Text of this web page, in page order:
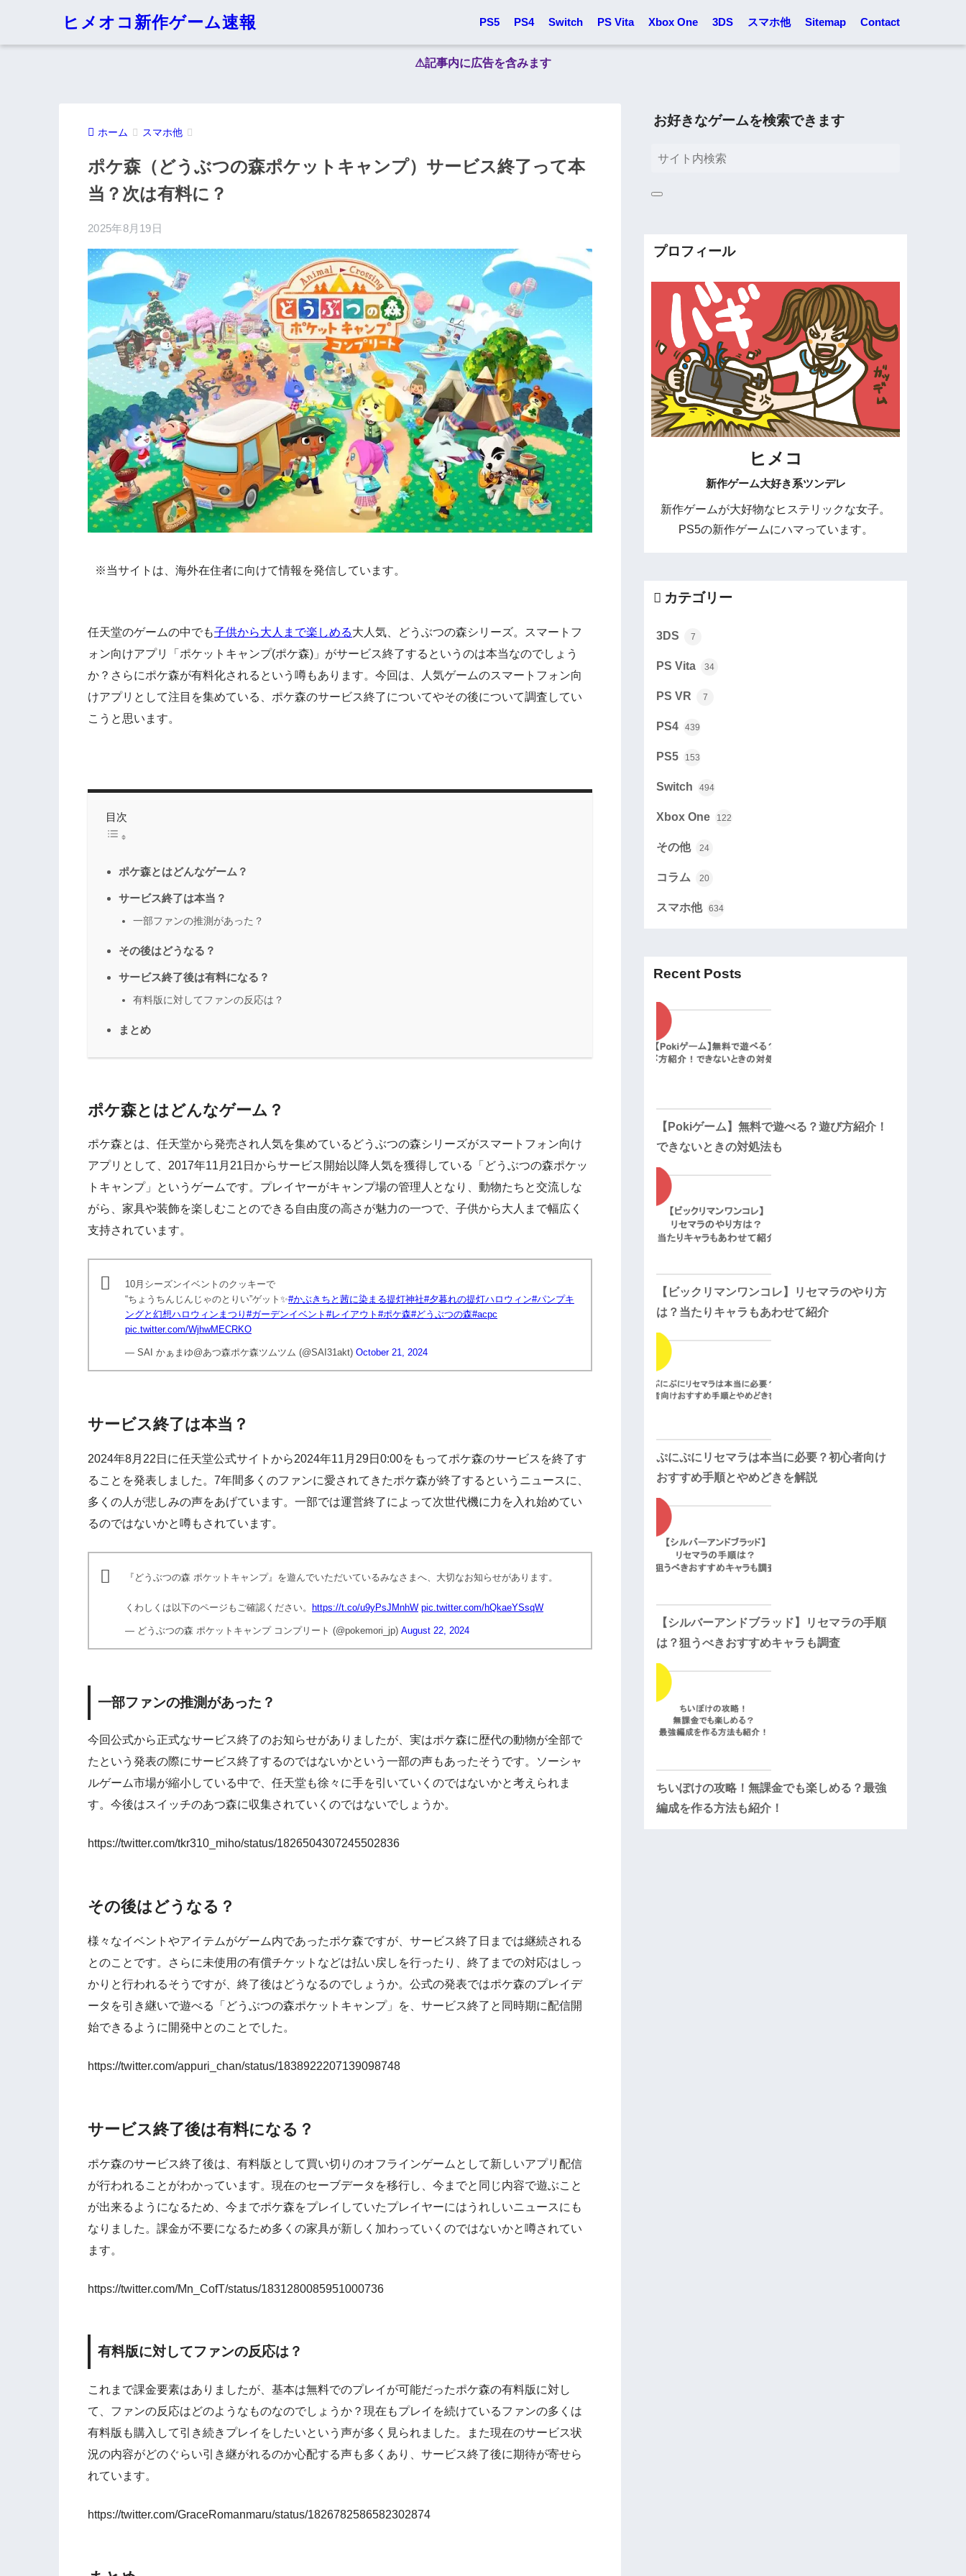
ヒメオコ新作ゲーム速報 PS5 PS4 Switch PS Vita Xbox One 3DS スマホ他 Sitemap Contact
⚠︎記事内に広告を含みます
ホーム スマホ他
ポケ森（どうぶつの森ポケットキャンプ）サービス終了って本
当？次は有料に？
2025年8月19日
※当サイトは、海外在住者に向けて情報を発信しています。
任天堂のゲームの中でも子供から大人まで楽しめる大人気、どうぶつの森シリーズ。スマートフ
ォン向けアプリ「ポケットキャンプ(ポケ森)」がサービス終了するというのは本当なのでしょう
か？さらにポケ森が有料化されるという噂もあります。今回は、人気ゲームのスマートフォン向
けアプリとして注目を集めている、ポケ森のサービス終了についてやその後について調査してい
こうと思います。
目次
ポケ森とはどんなゲーム？
サービス終了は本当？
一部ファンの推測があった？
その後はどうなる？
サービス終了後は有料になる？
有料版に対してファンの反応は？
まとめ
ポケ森とはどんなゲーム？
ポケ森とは、任天堂から発売され人気を集めているどうぶつの森シリーズがスマートフォン向け
アプリとして、2017年11月21日からサービス開始以降人気を獲得している「どうぶつの森ポケッ
トキャンプ」というゲームです。プレイヤーがキャンプ場の管理人となり、動物たちと交流しな
がら、家具や装飾を楽しむことのできる自由度の高さが魅力の一つで、子供から大人まで幅広く
支持されています。
10月シーズンイベントのクッキーで
“ちょうちんじんじゃのとりい”ゲット✨#かぶきちと茜に染まる提灯神社#夕暮れの提灯ハロウィン#パンプキ
ングと幻想ハロウィンまつり #ガーデンイベント #レイアウト #ポケ森#どうぶつの森#acpc
pic.twitter.com/WjhwMECRKO
— SAI かぁまゆ@あつ森ポケ森ツムツム (@SAI31akt) October 21, 2024
サービス終了は本当？
2024年8月22日に任天堂公式サイトから2024年11月29日0:00をもってポケ森のサービスを終了す
ることを発表しました。7年間多くのファンに愛されてきたポケ森が終了するというニュースに、
多くの人が悲しみの声をあげています。一部では運営終了によって次世代機に力を入れ始めてい
るのではないかと噂もされています。
『どうぶつの森 ポケットキャンプ』を遊んでいただいているみなさまへ、大切なお知らせがあります。
くわしくは以下のページもご確認ください。 https://t.co/u9yPsJMnhW pic.twitter.com/hQkaeYSsqW
— どうぶつの森 ポケットキャンプ コンプリート (@pokemori_jp) August 22, 2024
一部ファンの推測があった？
今回公式から正式なサービス終了のお知らせがありましたが、実はポケ森に歴代の動物が全部で
たという発表の際にサービス終了するのではないかという一部の声もあったそうです。ソーシャ
ルゲーム市場が縮小している中で、任天堂も徐々に手を引いていくのではないかと考えられま
す。今後はスイッチのあつ森に収集されていくのではないでしょうか。
https://twitter.com/tkr310_miho/status/1826504307245502836
その後はどうなる？
様々なイベントやアイテムがゲーム内であったポケ森ですが、サービス終了日までは継続される
とのことです。さらに未使用の有償チケットなどは払い戻しを行ったり、終了までの対応はしっ
かりと行われるそうですが、終了後はどうなるのでしょうか。公式の発表ではポケ森のプレイデ
ータを引き継いで遊べる「どうぶつの森ポケットキャンプ」を、サービス終了と同時期に配信開
始できるように開発中とのことでした。
https://twitter.com/appuri_chan/status/1838922207139098748
サービス終了後は有料になる？
ポケ森のサービス終了後は、有料版として買い切りのオフラインゲームとして新しいアプリ配信
が行われることがわかっています。現在のセーブデータを移行し、今までと同じ内容で遊ぶこと
が出来るようになるため、今までポケ森をプレイしていたプレイヤーにはうれしいニュースにも
なりました。課金が不要になるため多くの家具が新しく加わっていくのではないかと噂されてい
ます。
https://twitter.com/Mn_CofT/status/1831280085951000736
有料版に対してファンの反応は？
これまで課金要素はありましたが、基本は無料でのプレイが可能だったポケ森の有料版に対し
て、ファンの反応はどのようなものなのでしょうか？現在もプレイを続けているファンの多くは
有料版も購入して引き続きプレイをしたいという声が多く見られました。また現在のサービス状
況の内容がどのぐらい引き継がれるのか心配する声も多くあり、サービス終了後に期待が寄せら
れています。
https://twitter.com/GraceRomanmaru/status/1826782586582302874
お好きなゲームを検索できます
プロフィール
ヒメコ
新作ゲーム大好き系ツンデレ
新作ゲームが大好物なヒステリックな女子。
PS5の新作ゲームにハマっています。
カテゴリー
3DS 7
PS Vita 34
PS VR 7
PS4 439
PS5 153
Switch 494
Xbox One 122
その他 24
コラム 20
スマホ他 634
Recent Posts
【Pokiゲーム】無料で遊べる？遊び方紹介！
できないときの対処法も
【ビックリマンワンコレ】リセマラのやり方
は？当たりキャラもあわせて紹介
ぷにぷにリセマラは本当に必要？初心者向け
おすすめ手順とやめどきを解説
【シルバーアンドブラッド】リセマラの手順
は？狙うべきおすすめキャラも調査
ちいぽけの攻略！無課金でも楽しめる？最強
編成を作る方法も紹介！